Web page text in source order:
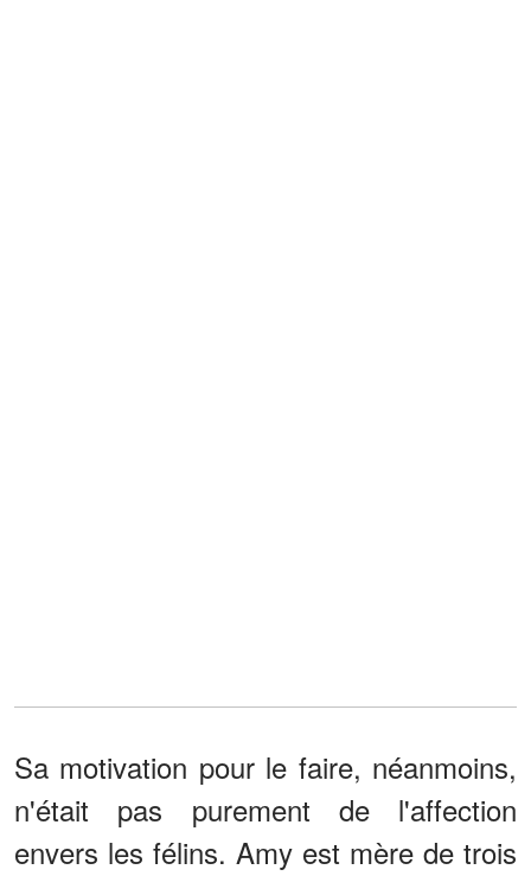
Sa motivation pour le faire, néanmoins,
n'était pas purement de l'affection
envers les félins. Amy est mère de trois